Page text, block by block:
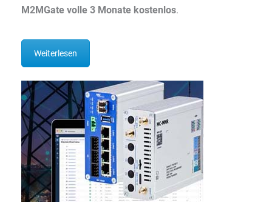
M2MGate volle 3 Monate kostenlos.
Weiterlesen